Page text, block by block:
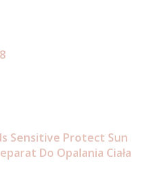
Sensitive Protect Sun
Do Opalania Ciała